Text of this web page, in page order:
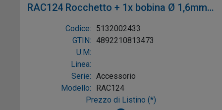
RAC124 Rocchetto + 1x bobina Ø 1,6mm
(OLT1831, RLT1830)
Codice:
5132002433
GTIN: 4892210813473
U.M:
Linea:
Serie: Accessorio
Modello:
RAC124
Prezzo di Listino (*)